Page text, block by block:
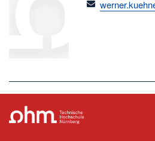
email